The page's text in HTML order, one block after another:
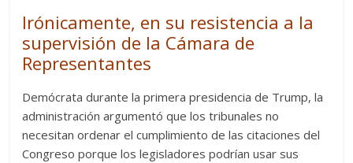
Irónicamente, en su resistencia a la
supervisión de la Cámara de
Representantes
Demócrata durante la primera presidencia de Trump, la
administración argumentó que los tribunales no
necesitan ordenar el cumplimiento de las citaciones del
Congreso porque los legisladores podrían usar sus